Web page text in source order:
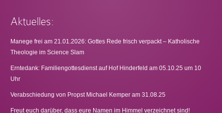
Aktuelles:
Manege frei am 21.01.2026: Gottes Rede frisch verpackt – Katholische
Theologie im Science Slam
Erntedank: Familiengottesdienst auf Hof Hinderfeld am 05.10.25 um 10
Uhr
Verabschiedung von Propst Michael Kemper am 31.08.25
Freut euch darüber, dass eure Namen im Himmel verzeichnet sind!